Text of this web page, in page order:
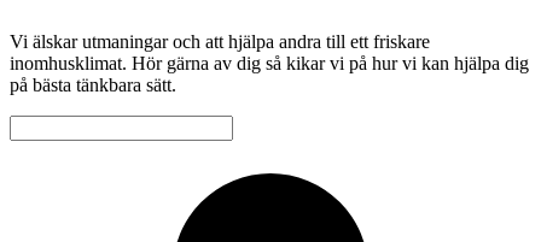
Vi älskar utmaningar och att hjälpa andra till ett friskare
inomhusklimat. Hör gärna av dig så kikar vi på hur vi kan hjälpa dig
på bästa tänkbara sätt.